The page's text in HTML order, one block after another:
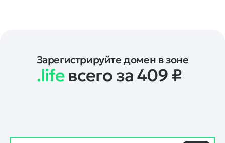
Зарегистрируйте домен в зоне
.lifeвсего за 409 ₽